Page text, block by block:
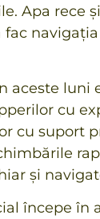
Apa rece
fac
aceste luni
cu
cu suport
și
începe în